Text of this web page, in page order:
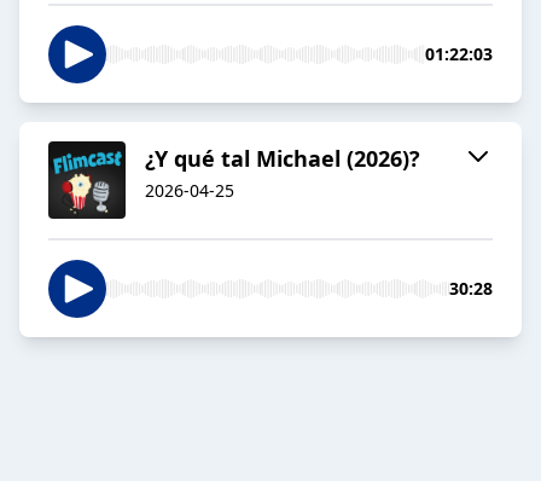
01:22:03
¿Y qué tal Michael (2026)?
2026-04-25
30:28